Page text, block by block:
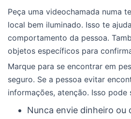
Peça uma videochamada numa
local bem iluminado. Isso te
comportamento da pessoa.
objetos específicos para
Marque para se encontrar em
seguro. Se a pessoa evitar
informações, atenção. Isso pode
Nunca envie dinheiro ou